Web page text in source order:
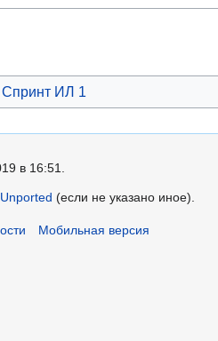
ИЛ 1
в 16:51.
(если не указано иное).
Мобильная версия